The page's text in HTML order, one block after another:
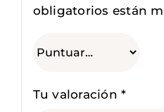
obligatorios están
Tu valoración*